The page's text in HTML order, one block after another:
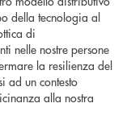
della tecnologia al
di
nelle nostre persone
la resilienza del
ad un contesto
alla nostra